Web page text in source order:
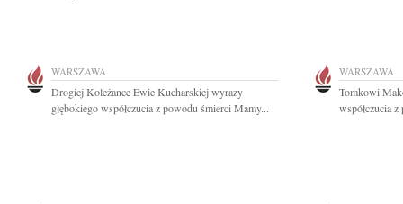
WARSZAWA
Drogiej Koleżance Ewie Kucharskiej wyrazy
głębokiego współczucia z powodu śmierci Mamy...
WARSZAWA
Tomkowi
współczucia